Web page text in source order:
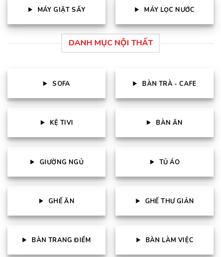
MÁY GIẶT SẤY MÁY LỌC NƯỚC
DANH MỤC NỘI THẤT
SOFA BÀN TRÀ - CAFE
KỆ TIVI BÀN ĂN
GIƯỜNG NGỦ TỦ ÁO
GHẾ ĂN GHẾ THƯ GIẢN
BÀN TRANG ĐIỂM BÀN LÀM VIỆC